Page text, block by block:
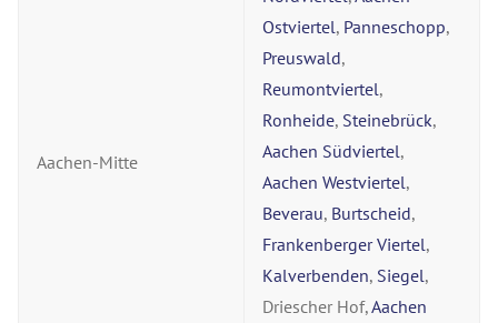
Aachen-Mitte
Ostviertel, Panneschopp,
Preuswald,
Reumontviertel,
Ronheide, Steinebrück,
Aachen Südviertel,
Aachen Westviertel,
Beverau, Burtscheid,
Frankenberger Viertel,
Kalverbenden, Siegel,
Driescher Hof,Aachen